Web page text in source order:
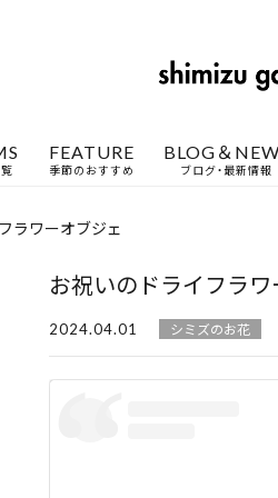
FEATURE
季節のおすすめ
BLOG＆
ブログ・最新情報
ラワーオブジェ
お祝いのドライフラワ
2024.04.01 シミズのお花